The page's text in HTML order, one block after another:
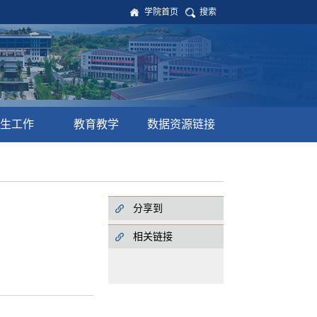
学院首页 搜索
工作 教育教学 数据资源链接
分享到
相关链接